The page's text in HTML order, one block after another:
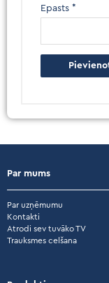
Epasts *
Par mums
Par uzņēmumu
Kontakti
Atrodi sev tuvāko TV
Trauksmes celšana